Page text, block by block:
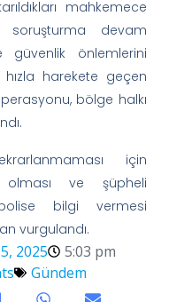
mahkemece
soruşturma devam
güvenlik önlemlerini
hızla harekete geçen
bölge halkı
için
olması ve şüpheli
bilgi vermesi
vurgulandı.
2025
5:03 pm
Gündem